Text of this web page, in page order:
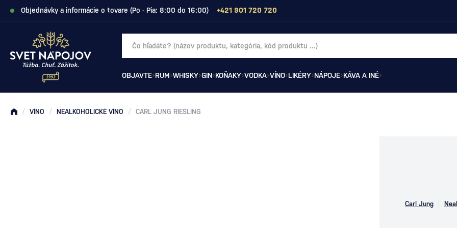
Objednávky a informácie o tovare (Po - Pia: 8:00 do 16:00) +421 901 720 720
OBJAVTE RUM WHISKY GIN KOŇAKY VODKA VÍNO LIKÉRY NÁPOJE KÁVA A INÉ
/ VÍNO / NEALKOHOLICKÉ VÍNO / CARL JUNG RIESLING
Carl Jung